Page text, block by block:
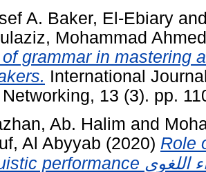
A. Baker, El-Ebiary
Mohammad
grammar in mastering
International
13 (3). pp.
Ab. Halim and
Al Abyyab (2020) Role